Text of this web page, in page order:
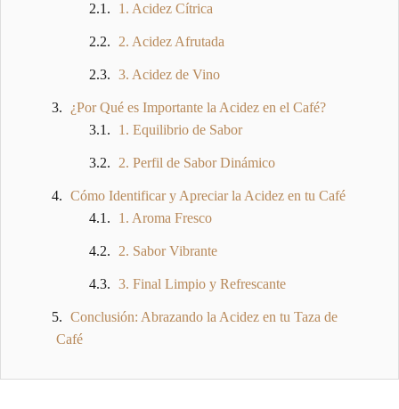
1. Acidez Cítrica
2. Acidez Afrutada
3. Acidez de Vino
¿Por Qué es Importante la Acidez en el Café?
1. Equilibrio de Sabor
2. Perfil de Sabor Dinámico
Cómo Identificar y Apreciar la Acidez en tu Café
1. Aroma Fresco
2. Sabor Vibrante
3. Final Limpio y Refrescante
Conclusión: Abrazando la Acidez en tu Taza de
Café